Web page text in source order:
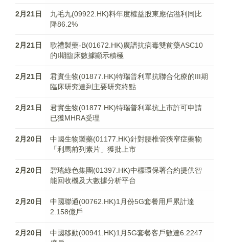
2月21日
九毛九(09922.HK)料年度權益股東應佔溢利同比
降86.2%
2月21日
歌禮製藥-B(01672.HK)廣譜抗病毒雙前藥ASC10
的I期臨床數據顯示積極
2月21日
君實生物(01877.HK)特瑞普利單抗聯合化療的III期
臨床研究達到主要研究終點
2月21日
君實生物(01877.HK)特瑞普利單抗上市許可申請
已獲MHRA受理
2月20日
中國生物製藥(01177.HK)針對腰椎管狹窄症藥物
「利馬前列素片」獲批上市
2月20日
碧瑤綠色集團(01397.HK)中標環保署合約提供智
能回收機及大數據分析平台
2月20日
中國聯通(00762.HK)1月份5G套餐用戶累計達
2.158億戶
2月20日
中國移動(00941.HK)1月5G套餐客戶數達6.2247